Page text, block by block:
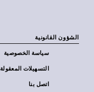
الشؤون القانونية
سياسة الخصوصية
التسهيلات المعقولة
اتصل بنا